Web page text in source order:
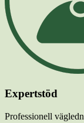
Expertstöd
Professionell